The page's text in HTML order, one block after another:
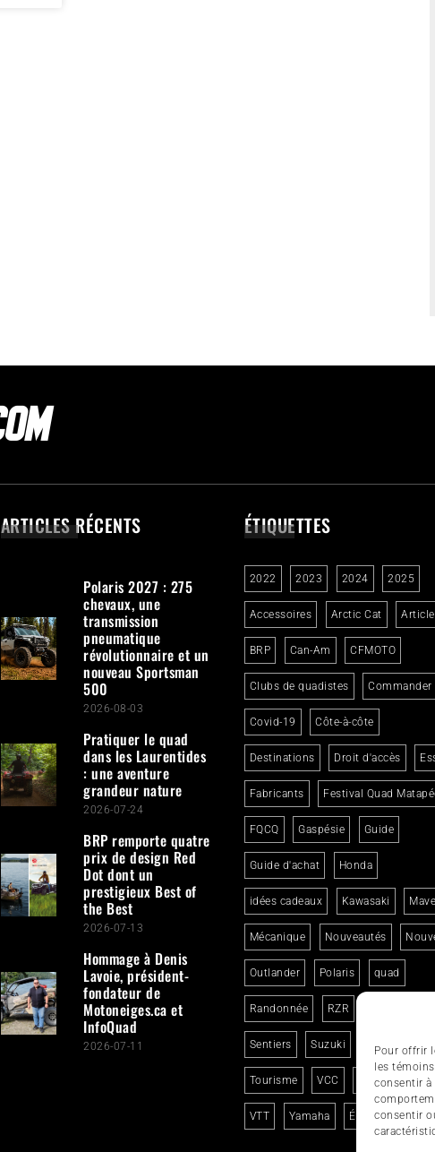
Pour offrir
les
consentir à
consentir
ARTICLES RÉCENTS
Polaris 2027 : 275
chevaux, une
transmission
pneumatique
révolutionnaire et un
nouveau Sportsman
500
2026-08-03
Pratiquer le quad
dans les Laurentides
: une aventure
grandeur nature
2026-07-24
BRP remporte quatre
prix de design Red
Dot dont un
prestigieux Best of
the Best
2026-07-13
Hommage à Denis
Lavoie, président-
fondateur de
Motoneiges.ca et
InfoQuad
2026-07-11
ÉTIQUETTES
2022 2023 2024 2025
Accessoires Arctic Cat
BRP Can-Am CFMOTO
Clubs de quadistes Commander
Covid-19 Côte-à-côte
Destinations Droit d'accès
Fabricants Festival Quad
FQCQ Gaspésie Guide
Guide d'achat Honda
idées cadeaux Kawasaki
Mécanique Nouveautés
Outlander Polaris quad
Randonnée RZR
Sentiers Suzuki Sécurité
Tourisme VCC Voyage en
VTT Yamaha Événements